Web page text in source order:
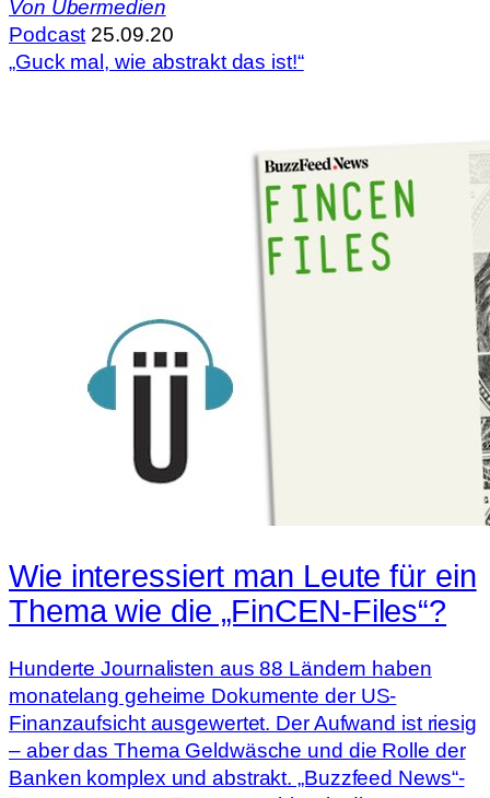
Von Übermedien
Podcast 25.09.20
„Guck mal, wie abstrakt das ist!“
Wie interessiert man Leute für ein
Thema wie die „FinCEN-Files“?
Hunderte Journalisten aus 88 Ländern haben
monatelang geheime Dokumente der US-
Finanzaufsicht ausgewertet. Der Aufwand ist riesig
– aber das Thema Geldwäsche und die Rolle der
Banken komplex und abstrakt. „Buzzfeed News“-